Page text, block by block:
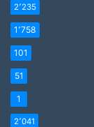
2٬235
1٬758
101
51
1
2٬041